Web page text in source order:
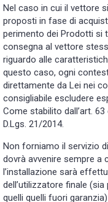
Nel caso in cui il vettore
proposti in fase di
perimento dei Prodotti si
consegna al vettore
riguardo alle
questo caso, ogni
direttamente da Lei nei
consigliabile escludere
Come stabilito dall’art.
D.Lgs. 21/2014.
Non forniamo il servizio
dovrà avvenire sempre a
l’installazione sarà
dell’utilizzatore finale
quelli quelli fuori garanzia)